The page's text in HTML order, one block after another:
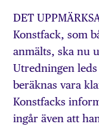
DET
Konstfack, som
anmälts, ska nu
Utredningen
beräknas vara
Konstfacks
ingår även att